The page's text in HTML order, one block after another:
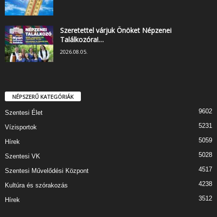
Szeretettel várjuk Önöket Népzenei
Találkozóra!…
2026.08.05.
NÉPSZERŰ KATEGÓRIÁK
Szentesi Élet 9602
Vízisportok 5231
Hírek 5059
Szentesi VK 5028
Szentesi Művelődési Központ 4517
Kultúra és szórakozás 4238
Hírek 3512